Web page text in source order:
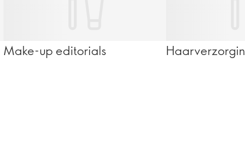
Make-up editorials